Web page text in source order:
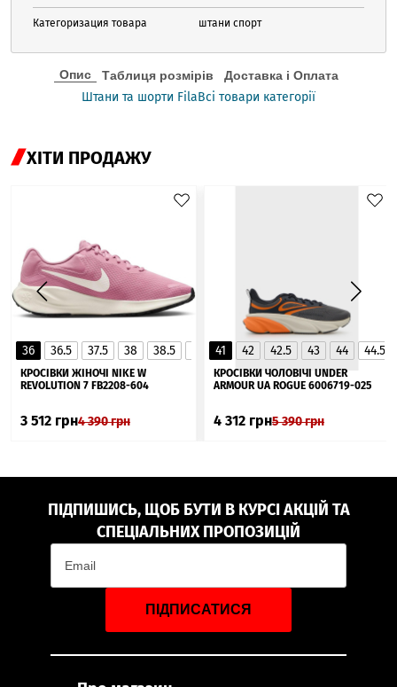
Категоризация товара штани спорт
Опис Таблиця розмірів Доставка і Оплата
Штани та шорти FilaВсі товари категорії
ХІТИ ПРОДАЖУ
36 36.5 37.5 38 38.5 40 40.5
41
▲
КРОСІВКИ ЖІНОЧІ NIKE W
REVOLUTION 7 FB2208-604
3 512 грн4 390грн
41 42 42.5 43 44 44.5
КРОСІВКИ ЧОЛОВІЧІ UNDER
ARMOUR UA ROGUE 6006719-025
4 312 грн5 390грн
ПІДПИШИСЬ, ЩОБ БУТИ В КУРСІ АКЦІЙ ТА
СПЕЦІАЛЬНИХ ПРОПОЗИЦІЙ
ПІДПИСАТИСЯ